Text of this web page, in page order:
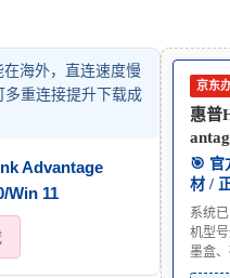
在海外，直连速度慢
重连接提升下载成
Advantage
Win 11
京东
惠普
🎯 官
材 /
系统
机型
墨盒